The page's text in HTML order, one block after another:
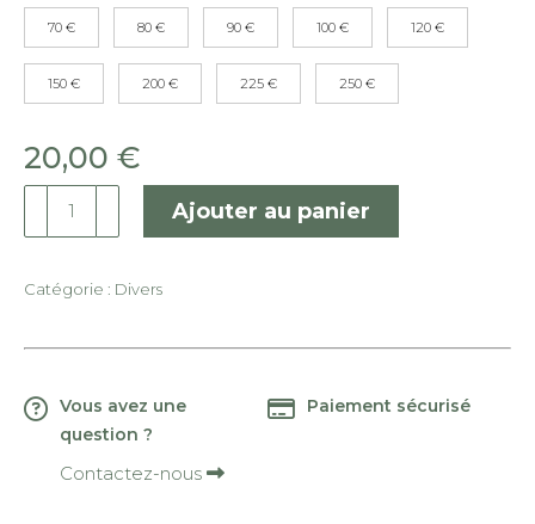
70 € 80 € 90 € 100 € 120 €
150 € 200 € 225 € 250 €
20,00 €
quantité
Cadeau
Ajouter au panier
Catégorie : Divers
Vous avez une
question ?
Contactez-nous
Paiement sécurisé